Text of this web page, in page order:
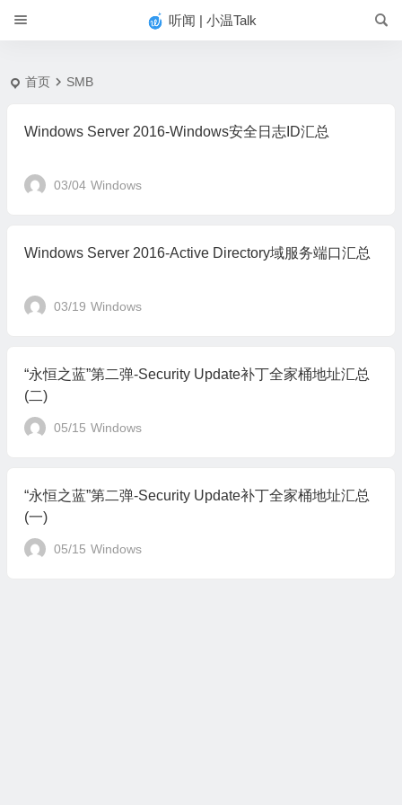
听闻 | 小温Talk
首页 SMB
Windows Server 2016-Windows安全日志ID汇总
03/04 Windows
Windows Server 2016-Active Directory域服务端口汇总
03/19 Windows
“永恒之蓝”第二弹-Security Update补丁全家桶地址汇总
(二)
05/15 Windows
“永恒之蓝”第二弹-Security Update补丁全家桶地址汇总
(一)
05/15 Windows